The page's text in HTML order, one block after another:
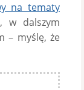
na tematy
w dalszym
– myślę, że